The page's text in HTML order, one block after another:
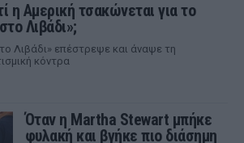
η Αμερική τσακώνεται για το
Λιβάδι»;
Λιβάδι» επέστρεψε και άναψε τη
κόντρα
Όταν η Martha Stewart μπήκε
φυλακή και βγήκε πιο διάσημη